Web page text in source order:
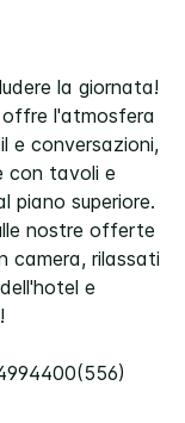
la giornata!
offre l'atmosfera
e conversazioni,
con tavoli e
piano superiore.
nostre offerte
camera, rilassati
e